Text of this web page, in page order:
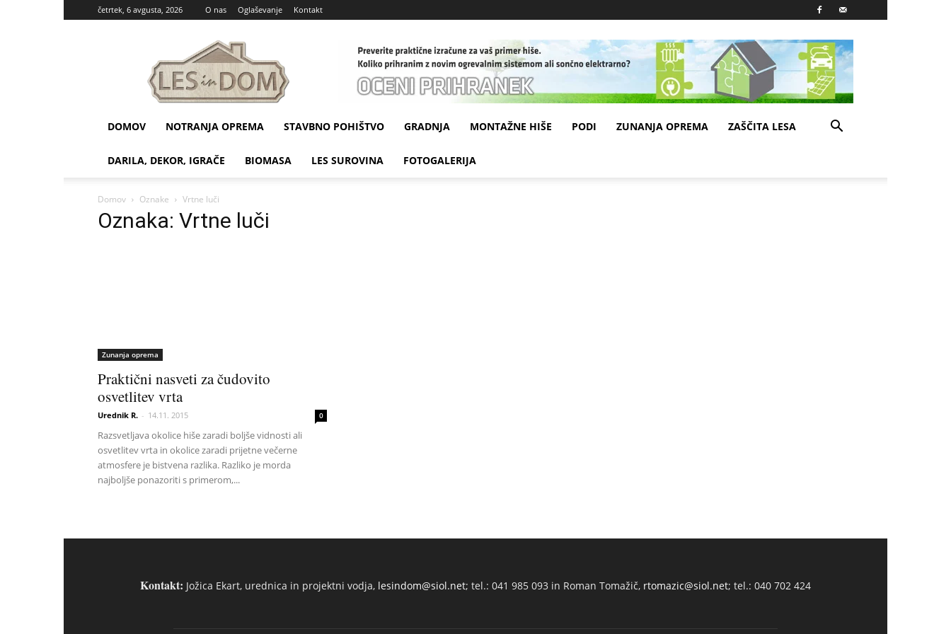
četrtek, 6 avgusta, 2026 O nas Oglaševanje Kontakt
Les
in
dom
DOMOV NOTRANJA OPREMA STAVBNO POHIŠTVO GRADNJA MONTAŽNE HIŠE PODI ZUNANJA OPREMA ZAŠČITA LESA
DARILA, DEKOR, IGRAČE BIOMASA LES SUROVINA FOTOGALERIJA
Domov Oznake Vrtne luči
Oznaka: Vrtne luči
Zunanja oprema
Praktični nasveti za čudovito
osvetlitev vrta
Urednik R. - 14.11. 2015 0
Razsvetljava okolice hiše zaradi boljše vidnosti ali
osvetlitev vrta in okolice zaradi prijetne večerne
atmosfere je bistvena razlika. Razliko je morda
najboljše ponazoriti s primerom,...
Kontakt: Jožica Ekart, urednica in projektni vodja, lesindom@siol.net; tel.: 041 985 093 in Roman Tomažič, rtomazic@siol.net; tel.: 040 702 424